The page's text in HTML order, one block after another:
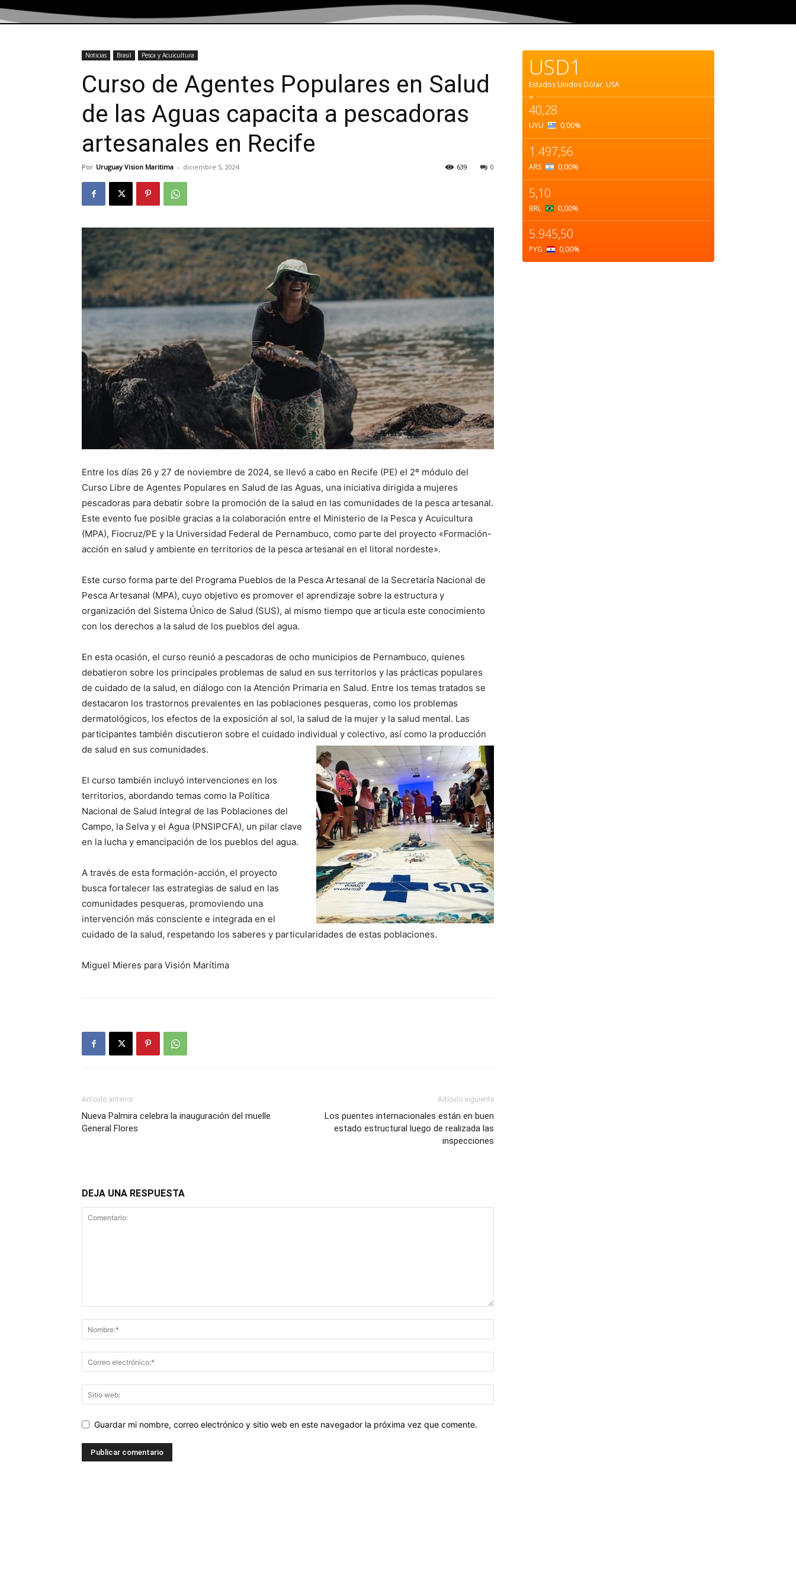
Noticias Brasil Pesca y Acuicultura
Curso de Agentes Populares en Salud
de las Aguas capacita a pescadoras
artesanales en Recife
Por Uruguay Vision Maritima - diciembre 5, 2024 0
639
Entre los días 26 y 27 de noviembre de 2024, se llevó a cabo en Recife (PE) el 2º módulo del
Curso Libre de Agentes Populares en Salud de las Aguas, una iniciativa dirigida a mujeres
pescadoras para debatir sobre la promoción de la salud en las comunidades de la pesca artesanal.
Este evento fue posible gracias a la colaboración entre el Ministerio de la Pesca y Acuicultura
(MPA), Fiocruz/PE y la Universidad Federal de Pernambuco, como parte del proyecto «Formación-
acción en salud y ambiente en territorios de la pesca artesanal en el litoral nordeste».
Este curso forma parte del Programa Pueblos de la Pesca Artesanal de la Secretaría Nacional de
Pesca Artesanal (MPA), cuyo objetivo es promover el aprendizaje sobre la estructura y
organización del Sistema Único de Salud (SUS), al mismo tiempo que articula este conocimiento
con los derechos a la salud de los pueblos del agua.
En esta ocasión, el curso reunió a pescadoras de ocho municipios de Pernambuco, quienes
debatieron sobre los principales problemas de salud en sus territorios y las prácticas populares
de cuidado de la salud, en diálogo con la Atención Primaria en Salud. Entre los temas tratados se
destacaron los trastornos prevalentes en las poblaciones pesqueras, como los problemas
dermatológicos, los efectos de la exposición al sol, la salud de la mujer y la salud mental. Las
participantes también discutieron sobre el cuidado individual y colectivo, así como la producción
de salud en sus comunidades.
El curso también incluyó intervenciones en los
territorios, abordando temas como la Política
Nacional de Salud Integral de las Poblaciones del
Campo, la Selva y el Agua (PNSIPCFA), un pilar clave
en la lucha y emancipación de los pueblos del agua.
A través de esta formación-acción, el proyecto
busca fortalecer las estrategias de salud en las
comunidades pesqueras, promoviendo una
intervención más consciente e integrada en el
cuidado de la salud, respetando los saberes y particularidades de estas poblaciones.
Miguel Mieres para Visión Marítima
Artículo anterior
Nueva Palmira celebra la inauguración del muelle
General Flores
Artículo siguiente
Los puentes internacionales están en buen
estado estructural luego de realizada las
inspecciones
DEJA UNA RESPUESTA
Guardar mi nombre, correo electrónico y sitio web en este navegador la próxima vez que comente.
USD1
Estados Unidos Dólar. USA
=
40,28
UYU 0,00%
1.497,56
ARS 0,00%
5,10
BRL 0,00%
5.945,50
PYG 0,00%